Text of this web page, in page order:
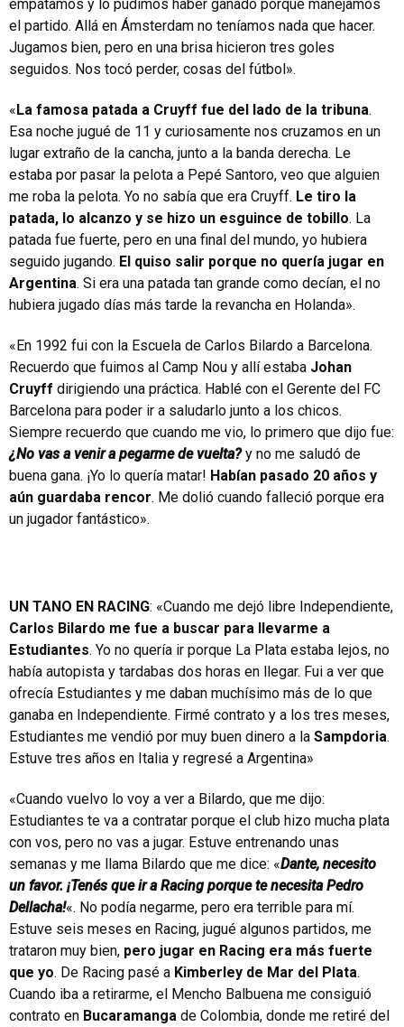
empatamos y lo pudimos haber ganado porque manejamos
el partido. Allá en Ámsterdam no teníamos nada que hacer.
Jugamos bien, pero en una brisa hicieron tres goles
seguidos. Nos tocó perder, cosas del fútbol».
«La famosa patada a Cruyff fue del lado de la tribuna.
Esa noche jugué de 11 y curiosamente nos cruzamos en un
lugar extraño de la cancha, junto a la banda derecha. Le
estaba por pasar la pelota a Pepé Santoro, veo que alguien
me roba la pelota. Yo no sabía que era Cruyff. Le tiro la
patada, lo alcanzo y se hizo un esguince de tobillo. La
patada fue fuerte, pero en una final del mundo, yo hubiera
seguido jugando. El quiso salir porque no quería jugar en
Argentina. Si era una patada tan grande como decían, el no
hubiera jugado días más tarde la revancha en Holanda».
«En 1992 fui con la Escuela de Carlos Bilardo a Barcelona.
Recuerdo que fuimos al Camp Nou y allí estaba Johan
Cruyff dirigiendo una práctica. Hablé con el Gerente del FC
Barcelona para poder ir a saludarlo junto a los chicos.
Siempre recuerdo que cuando me vio, lo primero que dijo fue:
¿No vas a venir a pegarme de vuelta? y no me saludó de
buena gana. ¡Yo lo quería matar! Habían pasado 20 años y
aún guardaba rencor. Me dolió cuando falleció porque era
un jugador fantástico».
UN TANO EN RACING: «Cuando me dejó libre Independiente,
Carlos Bilardo me fue a buscar para llevarme a
Estudiantes. Yo no quería ir porque La Plata estaba lejos, no
había autopista y tardabas dos horas en llegar. Fui a ver que
ofrecía Estudiantes y me daban muchísimo más de lo que
ganaba en Independiente. Firmé contrato y a los tres meses,
Estudiantes me vendió por muy buen dinero a la Sampdoria.
Estuve tres años en Italia y regresé a Argentina»
«Cuando vuelvo lo voy a ver a Bilardo, que me dijo:
Estudiantes te va a contratar porque el club hizo mucha plata
con vos, pero no vas a jugar. Estuve entrenando unas
semanas y me llama Bilardo que me dice: «Dante, necesito
un favor. ¡Tenés que ir a Racing porque te necesita Pedro
Dellacha!«. No podía negarme, pero era terrible para mí.
Estuve seis meses en Racing, jugué algunos partidos, me
trataron muy bien, pero jugar en Racing era más fuerte
que yo. De Racing pasé a Kimberley de Mar del Plata.
Cuando iba a retirarme, el Mencho Balbuena me consiguió
contrato en Bucaramanga de Colombia, donde me retiré del